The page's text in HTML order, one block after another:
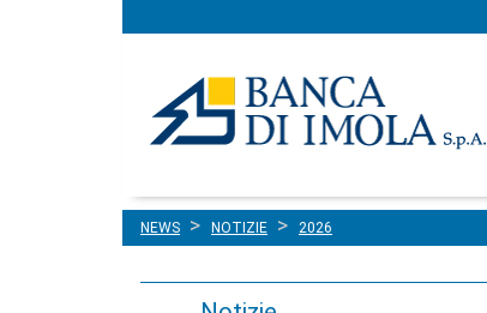
principale
NEWS NOTIZIE 2026